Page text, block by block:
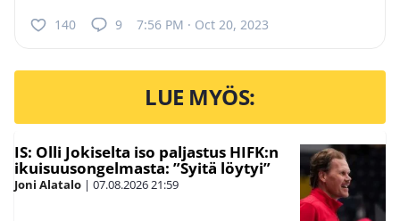
140 9 7:56 PM · Oct 20, 2023
LUE MYÖS:
IS: Olli Jokiselta iso paljastus HIFK:n
ikuisuusongelmasta: ”Syitä löytyi”
Joni Alatalo | 07.08.2026 21:59